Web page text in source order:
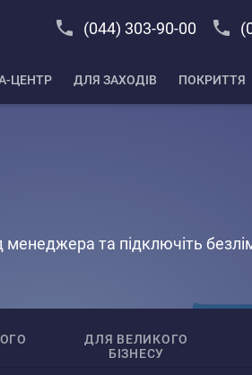
(044) 303-90-00
ЦЕНТР ДЛЯ ЗАХОДІВ ПОКРИТТЯ
та підключіть
ДЛЯ ВЕЛИКОГО
БІЗНЕСУ